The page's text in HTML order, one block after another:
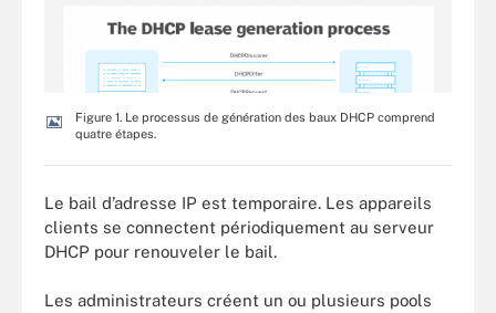
Figure 1. Le processus de génération des baux DHCP comprend
quatre étapes.
Le bail d’adresse IP est temporaire. Les appareils
clients se connectent périodiquement au serveur
DHCP pour renouveler le bail.
Les administrateurs créent un ou plusieurs pools